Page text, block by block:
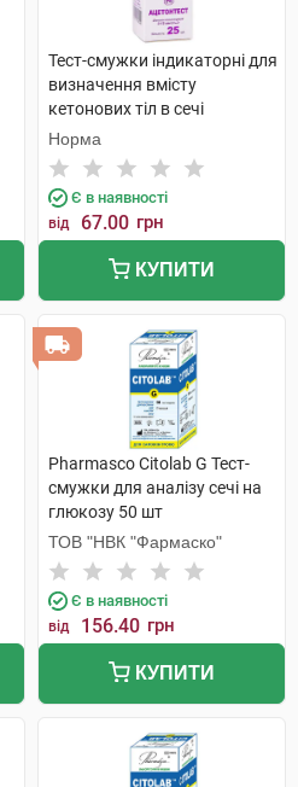
Тест-смужки індикаторні для
визначення вмісту
кетонових тіл в сечі
Ацетонтест 25 шт
Норма
Є в наявності
від 67.00 грн
КУПИТИ
Pharmasco Citolab G Тест-
смужки для аналізу сечі на
глюкозу 50 шт
ТОВ "НВК "Фармаско"
Є в наявності
від 156.40 грн
КУПИТИ